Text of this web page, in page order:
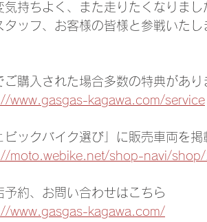
気持ちよく、また走りたくなりまし
タッフ、お客様の皆様と参戦いた
ご購入された場合多数の特典があ
www.gasgas-kagawa.com/service
ビックバイク選び」に販売車両を
moto.webike.net/shop-navi/
予約、お問い合わせはこちら
www.gasgas-kagawa.com/